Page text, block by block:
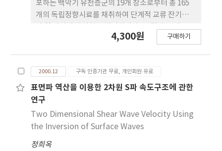
포하는 백악기 유천층군의 19개 장소로부터 총 165
개의 독립정향시료를 채취하여 단계적 교류 잔기세척
95개의 시료로부터 정자화와 역자화가 서로 반평행
(α95=8.2˚, k=24.5, n=14)이며 지층경사 보정후에
는 d=28.1˚, i=54.2˚ (α95=4.8˚ , k=70.6, n= 14)이었
다. 지층경사 보정을 통하여 군집지수 k값이 2.88배
증가하는 사실은 이 특성잔류자기가 99%,의 신뢰도
로서 지층의 습곡이나 경동 이전에 획득된 잔류자기
터 계산된 고자기학적 자북의 위치
4,300원 구매하기
2000.12 구독 인증기관 무료, 개인회원 유료
표면파 역산을 이용한 2차원 S파 속도구조에 관한
연구
Two Dimensional Shear Wave Velocity Using
the Inversion of Surface Waves
정희옥